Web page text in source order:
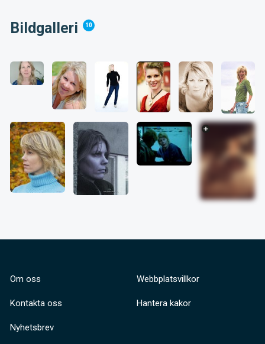
Bildgalleri 10
Om oss
Kontakta oss
Nyhetsbrev
Webbplatsvillkor
Hantera kakor